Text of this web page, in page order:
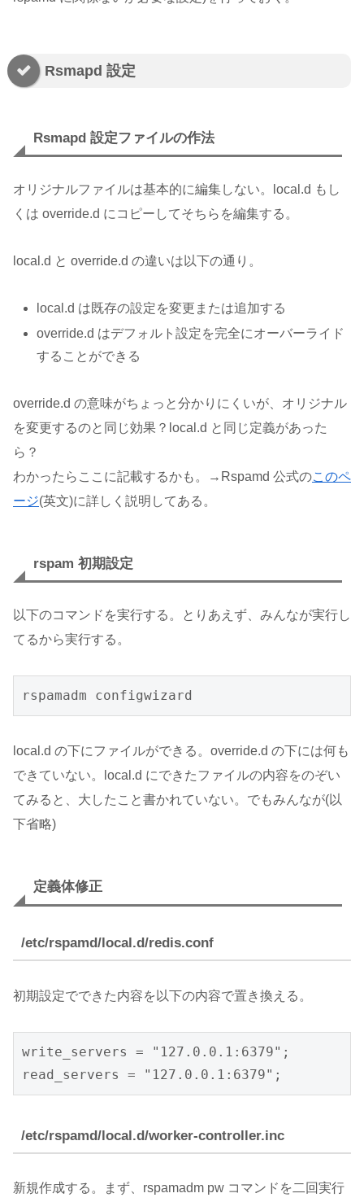
Rsmapd 設定
Rsmapd 設定ファイルの作法
オリジナルファイルは基本的に編集しない。local.d もし
くは override.d にコピーしてそちらを編集する。
local.d と override.d の違いは以下の通り。
local.d は既存の設定を変更または追加する
override.d はデフォルト設定を完全にオーバーライド
することができる
override.d の意味がちょっと分かりにくいが、オリジナル
を変更するのと同じ効果？local.d と同じ定義があった
ら？
わかったらここに記載するかも。→Rspamd 公式のこのペ
ージ(英文)に詳しく説明してある。
rspam 初期設定
以下のコマンドを実行する。とりあえず、みんなが実行し
てるから実行する。
rspamadm configwizard
local.d の下にファイルができる。override.d の下には何も
できていない。local.d にできたファイルの内容をのぞい
てみると、大したこと書かれていない。でもみんなが(以
下省略)
定義体修正
/etc/rspamd/local.d/redis.conf
初期設定でできた内容を以下の内容で置き換える。
write_servers = "127.0.0.1:6379";
read_servers = "127.0.0.1:6379";
/etc/rspamd/local.d/worker-controller.inc
新規作成する。まず、rspamadm pw コマンドを二回実行